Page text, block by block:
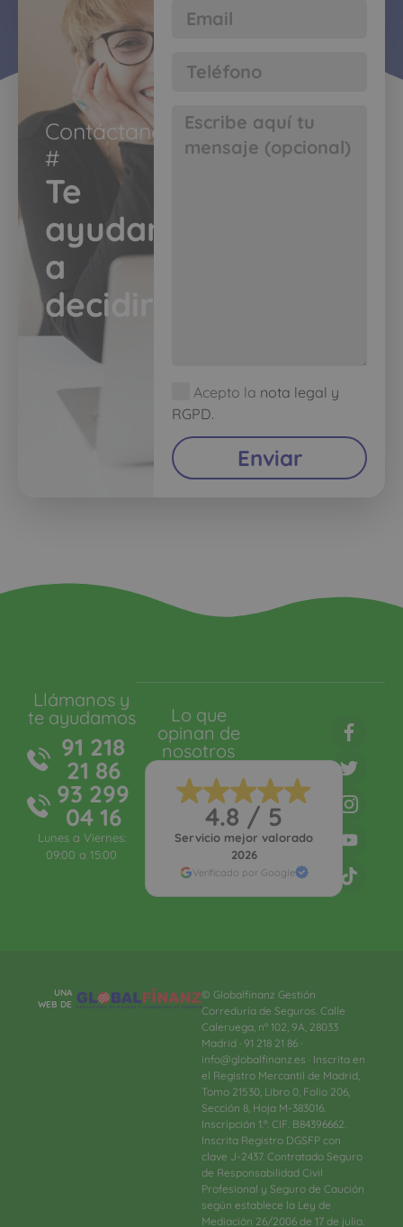
Contáctanos
#​
Te
ayudamos
a
decidir​
Acepto la nota legal y
RGPD.
Enviar
Lo que
opinan de
nosotros
4.8 / 5
Servicio mejor valorado
2026
Verificado por Google
Llámanos y
te ayudamos
91 218
21 86
93 299
04 16
Lunes a Viernes:
09:00 a 15:00
UNA
WEB DE
© Globalfinanz Gestión
Correduría de Seguros. Calle
Caleruega, nº 102, 9A, 28033
Madrid · 91 218 21 86 ·
info@globalfinanz.es · Inscrita en
el Registro Mercantil de Madrid,
Tomo 21530, Libro 0, Folio 206,
Sección 8, Hoja M-383016.
Inscripción 1.ª. CIF. B84396662.
Inscrita Registro DGSFP con
clave J-2437. Contratado Seguro
de Responsabilidad Civil
Profesional y Seguro de Caución
según establece la Ley de
Mediación 26/2006 de 17 de julio.